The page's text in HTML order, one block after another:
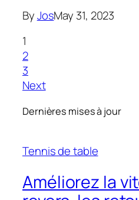
ByJosMay 31, 2023
1
2
3
Next
Dernières mises à jour
Tennis de table
Améliorez la